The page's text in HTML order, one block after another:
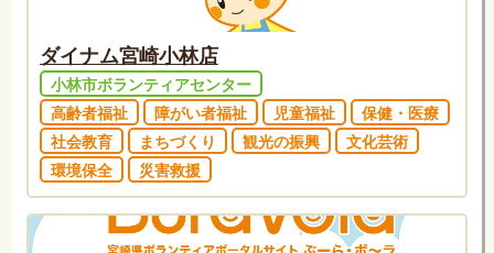
ダイナム宮崎小林店
小林市ボランティアセンター
高齢者福祉
障がい者福祉 児童福祉
保健・医療
社会教育
まちづくり 観光の振興
文化芸術
環境保全
災害救援